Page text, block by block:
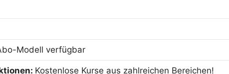
Modell verfügbar
Kostenlose Kurse aus zahlreichen Bereichen!